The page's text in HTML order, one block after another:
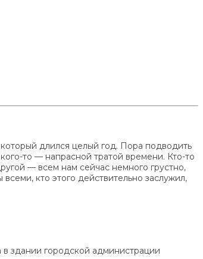
длился целый год. Пора подводить
то — напрасной тратой времени. Кто-то
— всем нам сейчас немного грустно,
кто этого действительно заслужил,
здании городской администрации